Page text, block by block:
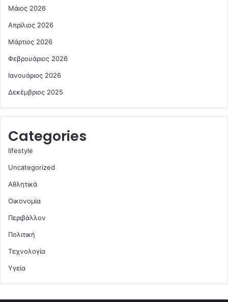
Μάιος 2026
Απρίλιος 2026
Μάρτιος 2026
Φεβρουάριος 2026
Ιανουάριος 2026
Δεκέμβριος 2025
Categories
lifestyle
Uncategorized
Αθλητικά
Οικονομία
Περιβάλλον
Πολιτική
Τεχνολογία
Υγεία